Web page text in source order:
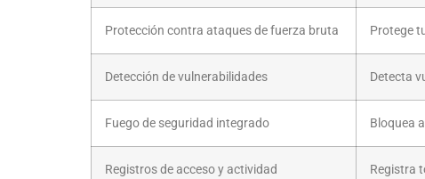
Protección contra ataques de fuerza bruta Protege
Detección de vulnerabilidades Detecta
Fuego de seguridad integrado Bloquea
Registros de acceso y actividad Registra